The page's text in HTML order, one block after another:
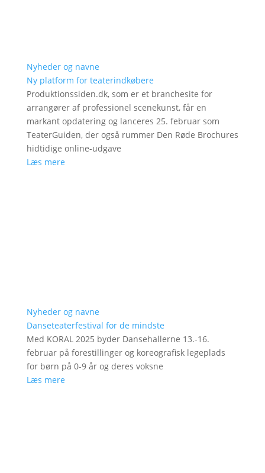
Nyheder og navne
Ny platform for teaterindkøbere
Produktionssiden.dk, som er et branchesite for
arrangører af professionel scenekunst, får en
markant opdatering og lanceres 25. februar som
TeaterGuiden, der også rummer Den Røde Brochures
hidtidige online-udgave
Læs mere
Nyheder og navne
Danseteaterfestival for de mindste
Med KORAL 2025 byder Dansehallerne 13.-16.
februar på forestillinger og koreografisk legeplads
for børn på 0-9 år og deres voksne
Læs mere